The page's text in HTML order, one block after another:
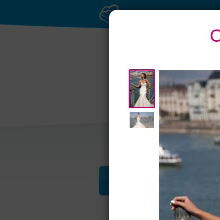
Банкетный зал при
отеле
Свадебные платья